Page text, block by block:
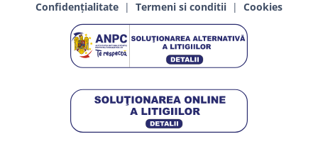
Confidențialitate | Termeni si conditii | Cookies